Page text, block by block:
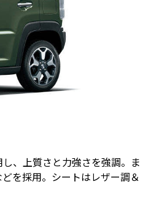
、上質さと力強さを強調。ま
を採用。シートはレザー調＆